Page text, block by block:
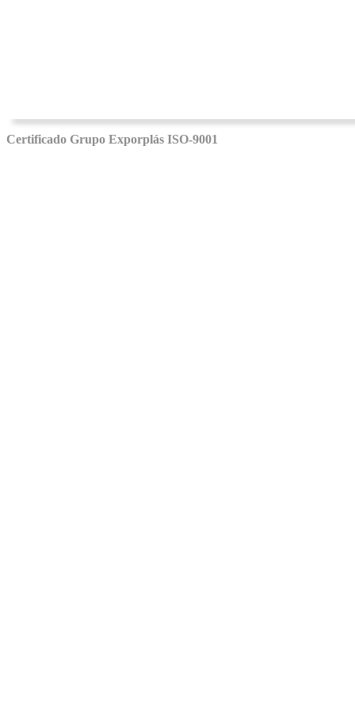
Certificado Grupo Exporplás ISO-9001